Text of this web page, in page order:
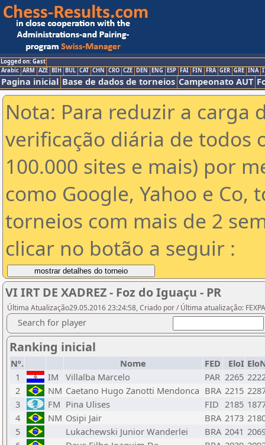
Logged on: Gast
Arabic ARM AZE BIH BUL CAT CHN CRO CZE DEN ENG ESP FAI FIN FRA GER GRE INA
Pagina inicial Base de dados de torneios Campeonato AUT
Nota: Para reduzir a carga
verificação diária de todos
100.000 sites e mais) por
como Google, Yahoo e Co,
torneios com mais de 2
clicar no botão a seguir :
VI IRT DE XADREZ - Foz do Iguaçu - PR
Última Atualização29.05.2016 23:24:58, Criado por / Última atualização:
Search for player
Ranking inicial
Nº. Nome FED EloI
1
IM Villalba Marcelo PAR 2265
2
NM Caetano Hugo Zanotti Mendonca BRA 2215
3
FM Pina Ulises FID 2185
4
NM Osipi Jair BRA 2173
5
Lukachewski Junior Wanderlei BRA 2041